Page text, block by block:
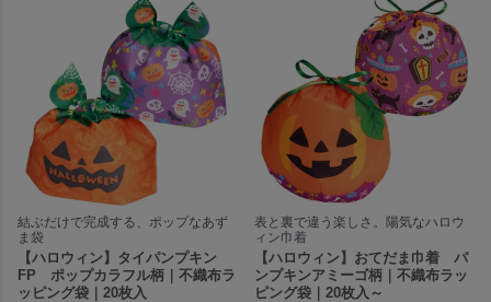
結ぶだけで完成する、ポップなあず
ま袋
【ハロウィン】タイパンプキン
FP ポップカラフル柄｜不織布ラ
ッピング袋｜20枚入
表と裏で違う楽しさ。陽気なハロウ
ィン巾着
【ハロウィン】おてだま巾着 パ
ンプキンアミーゴ柄｜不織布ラッ
ピング袋｜20枚入～